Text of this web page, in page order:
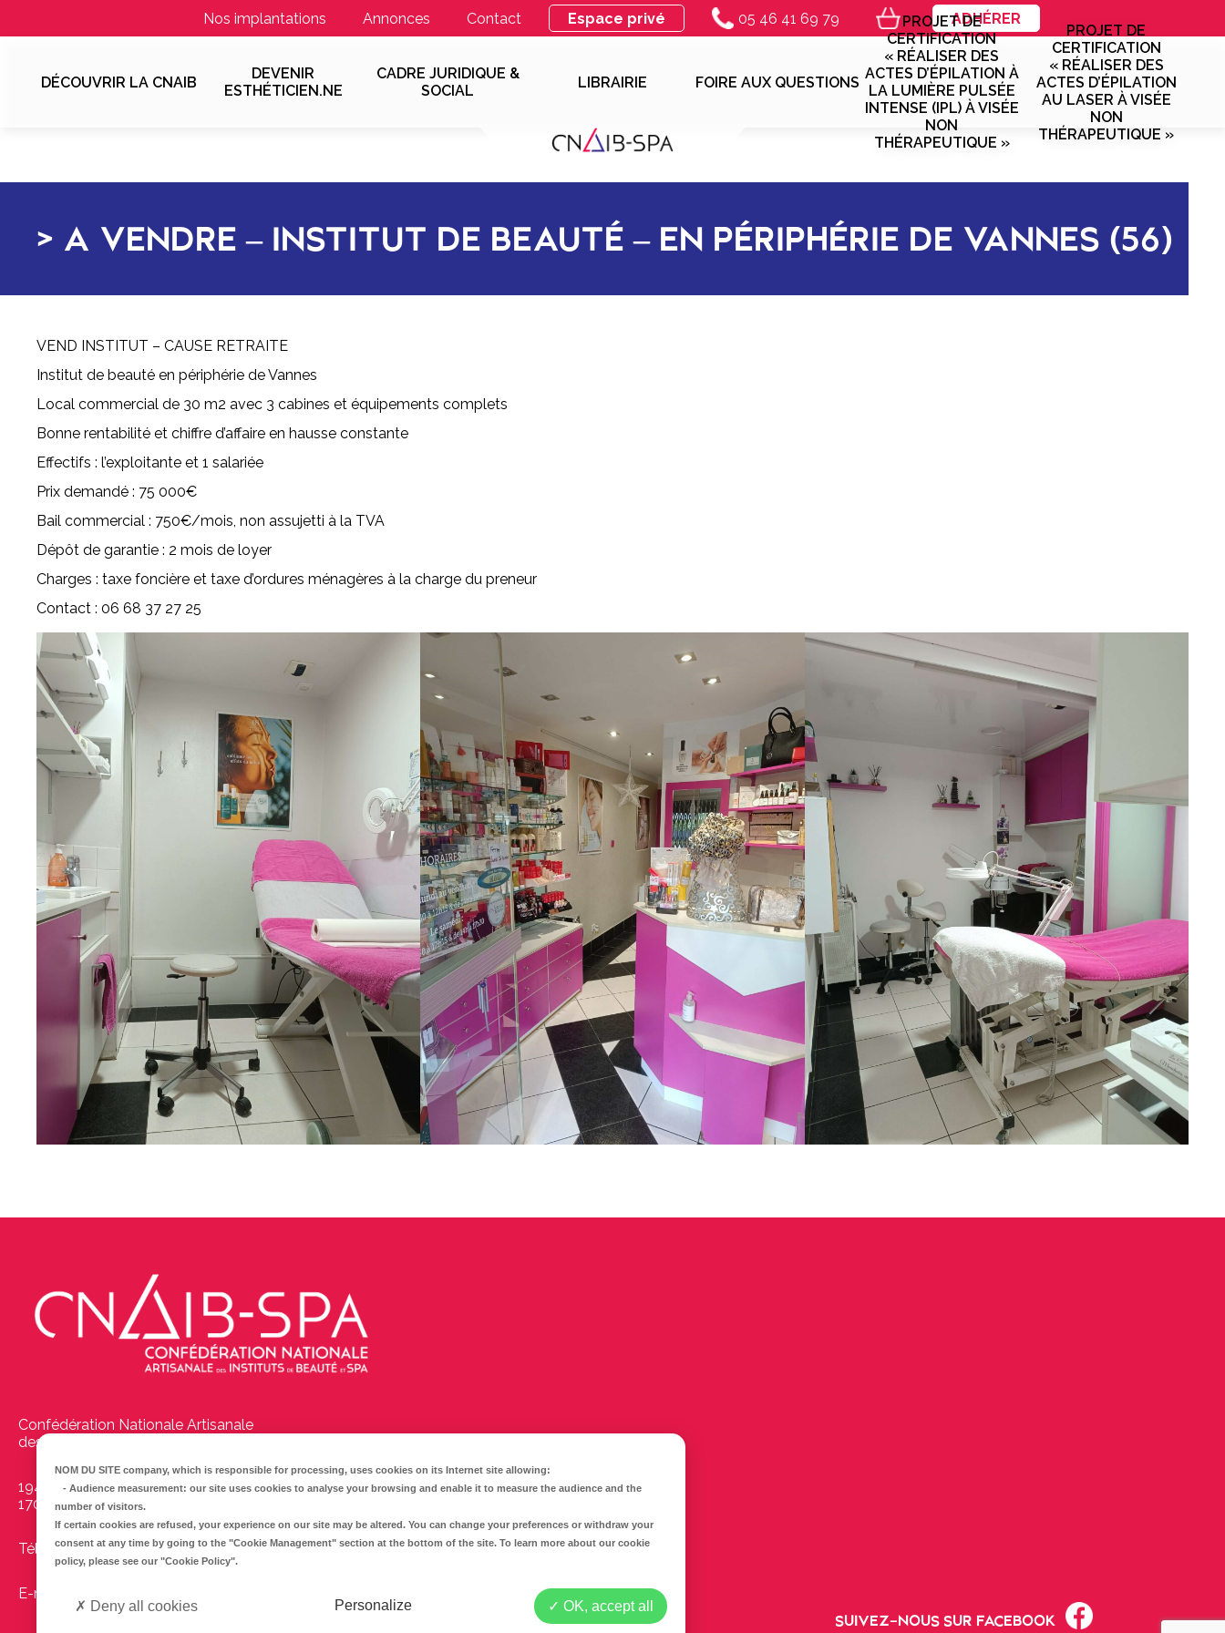
Nos implantations Annonces Contact Espace privé 05 46 41 69 79 ADHÉRER
DÉCOUVRIR LA CNAIB
DEVENIR
ESTHÉTICIEN.NE
CADRE JURIDIQUE &
SOCIAL
LIBRAIRIE FOIRE AUX QUESTIONS
PROJET DE
CERTIFICATION
« RÉALISER DES
ACTES D’ÉPILATION À
LA LUMIÈRE PULSÉE
INTENSE (IPL) À VISÉE
NON
THÉRAPEUTIQUE »
PROJET DE
CERTIFICATION
« RÉALISER DES
ACTES D’ÉPILATION
AU LASER À VISÉE
NON
THÉRAPEUTIQUE »
A VENDRE – INSTITUT DE BEAUTÉ – EN PÉRIPHÉRIE DE VANNES (56)
VEND INSTITUT – CAUSE RETRAITE
Institut de beauté en périphérie de Vannes
Local commercial de 30 m2 avec 3 cabines et équipements complets
Bonne rentabilité et chiffre d’affaire en hausse constante
Effectifs : l’exploitante et 1 salariée
Prix demandé : 75 000€
Bail commercial : 750€/mois, non assujetti à la TVA
Dépôt de garantie : 2 mois de loyer
Charges : taxe foncière et taxe d’ordures ménagères à la charge du preneur
Contact : 06 68 37 27 25
Confédération Nationale Artisanale
des Instituts de Beauté et Spas
194 Boulevard Emile Delmas
17000 La Rochelle
Tél : 05 46 41 69 79
E-mail :
Mentions légales
Politique de confidentialité
SUIVEZ-NOUS SUR FACEBOOK
NOM DU SITE company, which is responsible for processing, uses cookies on its Internet site allowing:
- Audience measurement: our site uses cookies to analyse your browsing and enable it to measure the audience and the
number of visitors.
If certain cookies are refused, your experience on our site may be altered. You can change your preferences or withdraw your
consent at any time by going to the "Cookie Management" section at the bottom of the site. To learn more about our cookie
policy, please see our "Cookie Policy".
OK, accept all
Personalize
Deny all cookies